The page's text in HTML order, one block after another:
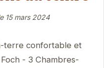
15 mars 2024
terre confortable et
- 3 Chambres-